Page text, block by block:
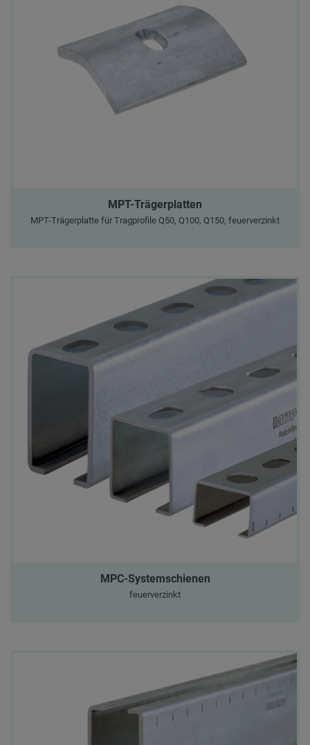
MPT-Trägerplatten
MPT-Trägerplatte für Tragprofile Q50, Q100, Q150, feuerverzinkt
MPC-Systemschienen
feuerverzinkt